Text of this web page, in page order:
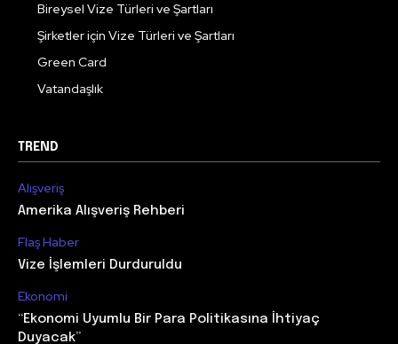
Bireysel Vize Türleri ve Şartları
Şirketler için Vize Türleri ve Şartları
Green Card
Vatandaşlık
TREND
Alışveriş
Amerika Alışveriş Rehberi
Flaş Haber
Vize İşlemleri Durduruldu
Ekonomi
“Ekonomi Uyumlu Bir Para Politikasına İhtiyaç
Duyacak”